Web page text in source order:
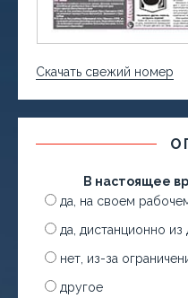
Скачать свежий номер
В настоящее
да, на своем
да, дистанционно из
нет, из-за
другое